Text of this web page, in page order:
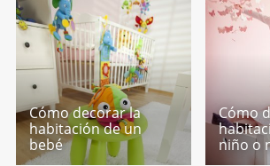
Cómo decorar la
habitación de un
bebé
Cómo
niño o